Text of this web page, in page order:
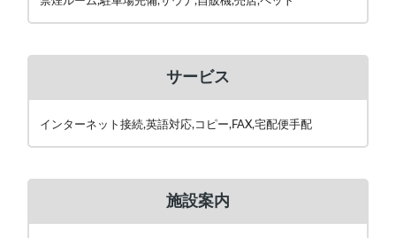
サービス
インターネット接続,英語対応,コピー,FAX,宅配便手配
施設案内